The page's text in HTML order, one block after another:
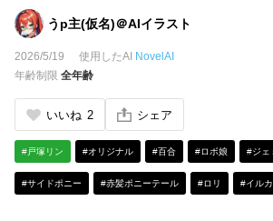
うp主(仮名)＠AIイラスト
2026/5/19 使用したAI NovelAI
年齢制限 全年齢
いいね 2 シェア
#戸塚リン #オリジナル #百合 #ロボ娘 #ジェ
#サイドポニー #赤髪ポニーテール #ロリ #イル